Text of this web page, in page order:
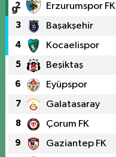
2 Erzurumspor FK
3 Başakşehir
4 Kocaelispor
5 Beşiktaş
6 Eyüpspor
7 Galatasaray
8 Çorum FK
9 Gaziantep FK